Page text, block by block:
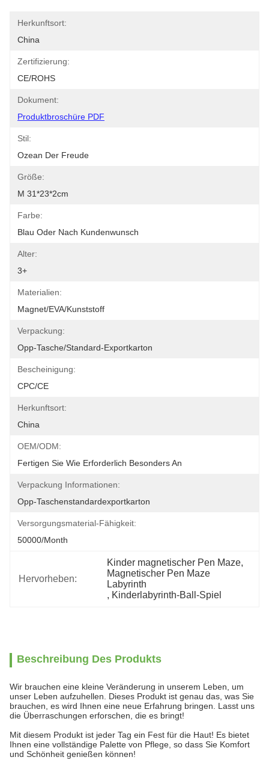
Herkunftsort:
China
Zertifizierung:
CE/ROHS
Dokument:
Produktbroschüre PDF
Stil:
Ozean Der Freude
Größe:
M 31*23*2cm
Farbe:
Blau Oder Nach Kundenwunsch
Alter:
3+
Materialien:
Magnet/EVA/Kunststoff
Verpackung:
Opp-Tasche/Standard-Exportkarton
Bescheinigung:
CPC/CE
Herkunftsort:
China
OEM/ODM:
Fertigen Sie Wie Erforderlich Besonders An
Verpackung Informationen:
Opp-Taschenstandardexportkarton
Versorgungsmaterial-Fähigkeit:
50000/month
Hervorheben:
Kinder magnetischer Pen Maze,
Magnetischer Pen Maze
Labyrinth
, Kinderlabyrinth-Ball-Spiel
Beschreibung Des Produkts
Wir brauchen eine kleine Veränderung in unserem Leben, um
unser Leben aufzuhellen. Dieses Produkt ist genau das, was Sie
brauchen, es wird Ihnen eine neue Erfahrung bringen. Lasst uns
die Überraschungen erforschen, die es bringt!
Mit diesem Produkt ist jeder Tag ein Fest für die Haut! Es bietet
Ihnen eine vollständige Palette von Pflege, so dass Sie Komfort
und Schönheit genießen können!